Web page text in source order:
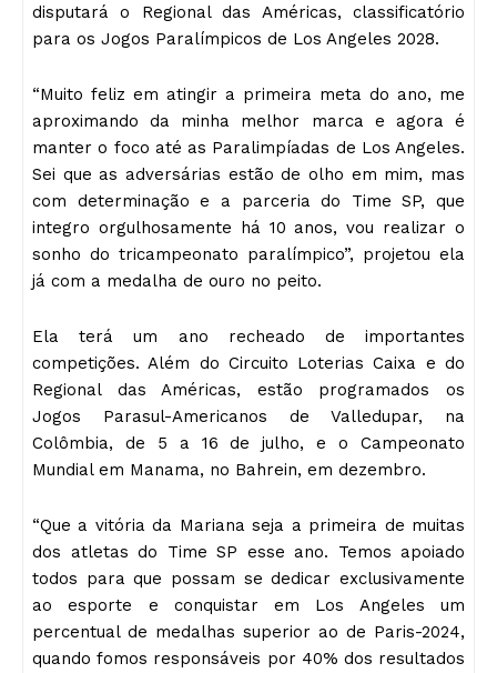
disputará o Regional das Américas, classificatório
para os Jogos Paralímpicos de Los Angeles 2028.
“Muito feliz em atingir a primeira meta do ano, me
aproximando da minha melhor marca e agora é
manter o foco até as Paralimpíadas de Los Angeles.
Sei que as adversárias estão de olho em mim, mas
com determinação e a parceria do Time SP, que
integro orgulhosamente há 10 anos, vou realizar o
sonho do tricampeonato paralímpico”, projetou ela
já com a medalha de ouro no peito.
Ela terá um ano recheado de importantes
competições. Além do Circuito Loterias Caixa e do
Regional das Américas, estão programados os
Jogos Parasul-Americanos de Valledupar, na
Colômbia, de 5 a 16 de julho, e o Campeonato
Mundial em Manama, no Bahrein, em dezembro.
“Que a vitória da Mariana seja a primeira de muitas
dos atletas do Time SP esse ano. Temos apoiado
todos para que possam se dedicar exclusivamente
ao esporte e conquistar em Los Angeles um
percentual de medalhas superior ao de Paris-2024,
quando fomos responsáveis por 40% dos resultados